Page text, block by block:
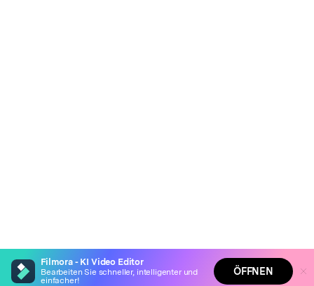
Filmora - KI Video Editor
Bearbeiten Sie schneller, intelligenter und
einfacher!
ÖFFNEN